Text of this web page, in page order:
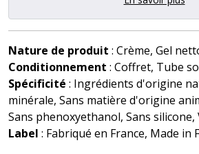
Nature de produit : Crème, Gel
Conditionnement : Coffret, Tube
Spécificité : Ingrédients d'origine
minérale, Sans matière d'origine
Sans phenoxyethanol, Sans silicone,
Label : Fabriqué en France, Made in